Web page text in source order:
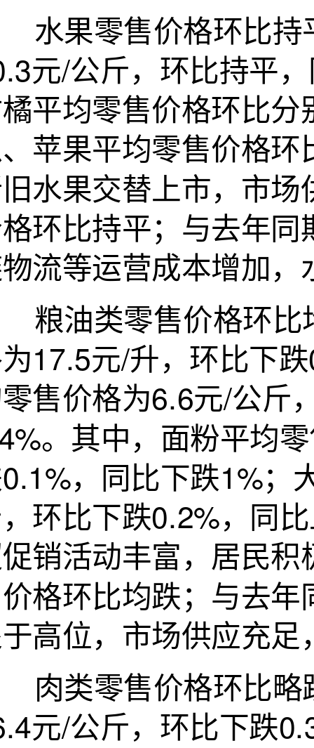
零售价格环比持
元/公斤，环比持平
平均零售价格环比
苹果平均零售价格
水果交替上市，市
环比持平；与去年
流等运营成本增加
类零售价格环比
17.5元/升，环比下
售价格为6.6元/公斤
。其中，面粉平均
，同比下跌1%；
环比下跌0.2%，同
销活动丰富，居民
格环比均跌；与去
高位，市场供应充
零售价格环比略
元/公斤，环比下跌